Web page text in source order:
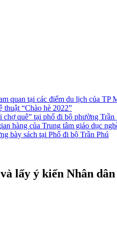
quan tại các điểm du lịch của TP
thuật “Chào hè 2022”
chợ quê” tại phố đi bộ phường Trần
hàng của Trung tâm giáo dục
bày sách tại Phố đi bộ Trần Phú
lấy ý kiến Nhân